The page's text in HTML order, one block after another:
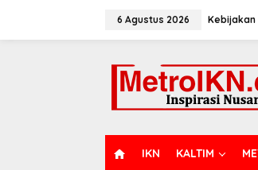
6 Agustus 2026 Kebijakan
IKN KALTIM